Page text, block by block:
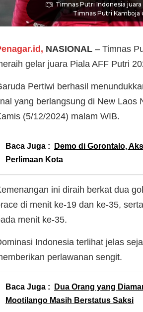
Timnas Putri Indonesia
Timnas Putri Kamboja
NASIONAL – Timnas
gelar juara Piala AFF Putri
Pertiwi berhasil
yang berlangsung di New Laos
(5/12/2024) malam WIB.
Baca Juga :
Demo di Gorontalo,
Perlimaan Kota
ini diraih berkat dua
di menit ke-19 dan ke-35,
menit ke-35.
Indonesia terlihat jelas
perlawanan sengit.
Baca Juga :
Dua Orang yang
Mootilango Masih Berstatus Saksi